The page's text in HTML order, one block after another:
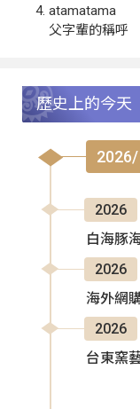
atamatama
父字輩的稱呼
歷史上的今天
2026
白海豚
2026
海外網
2026
台東窯